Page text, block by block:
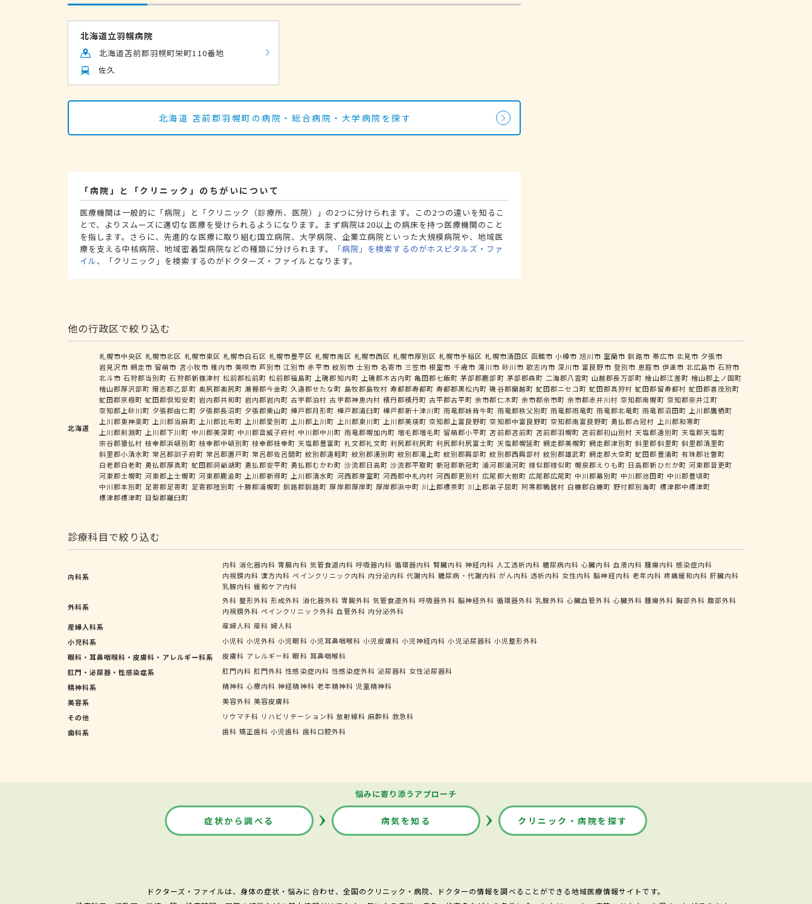
北海道立羽幌病院
北海道苫前郡羽幌町栄町110番地
佐久
北海道 苫前郡羽幌町の病院・総合病院・大学病院を探す
「病院」と「クリニック」のちがいについて
医療機関は一般的に「病院」と「クリニック（診療所、医院）」の2つに分けられます。この2つの違いを知るこ
とで、よりスムーズに適切な医療を受けられるようになります。まず病院は20以上の病床を持つ医療機関のこと
を指します。さらに、先進的な医療に取り組む国立病院、大学病院、企業立病院といった大規模病院や、地域医
療を支える中核病院、地域密着型病院などの種類に分けられます。
「病院」を検索するのがホスピタルズ・ファ
イル、「クリニック」を検索するのがドクターズ・ファイルとなります。
他の行政区で絞り込む
北海道
札幌市中央区 札幌市北区 札幌市東区 札幌市白石区 札幌市豊平区 札幌市南区 札幌市西区 札幌市厚別区 札幌市手稲区 札幌市清田区 函館市 小樽市 旭川市 室蘭市 釧路市 帯広市 北見市 夕張市
岩見沢市 網走市 留萌市 苫小牧市 稚内市 美唄市 芦別市 江別市 赤平市 紋別市 士別市 名寄市 三笠市 根室市 千歳市 滝川市 砂川市 歌志内市 深川市 富良野市 登別市 恵庭市 伊達市 北広島市 石狩市
北斗市 石狩郡当別町 石狩郡新篠津村 松前郡松前町 松前郡福島町 上磯郡知内町 上磯郡木古内町 亀田郡七飯町 茅部郡鹿部町 茅部郡森町 二海郡八雲町 山越郡長万部町 檜山郡江差町 檜山郡上ノ国町
檜山郡厚沢部町 爾志郡乙部町 奥尻郡奥尻町 瀬棚郡今金町 久遠郡せたな町 島牧郡島牧村 寿都郡寿都町 寿都郡黒松内町 磯谷郡蘭越町 虻田郡ニセコ町 虻田郡真狩村 虻田郡留寿都村 虻田郡喜茂別町
虻田郡京極町 虻田郡倶知安町 岩内郡共和町 岩内郡岩内町 古宇郡泊村 古宇郡神恵内村 積丹郡積丹町 古平郡古平町 余市郡仁木町 余市郡余市町 余市郡赤井川村 空知郡南幌町 空知郡奈井江町
空知郡上砂川町 夕張郡由仁町 夕張郡長沼町 夕張郡栗山町 樺戸郡月形町 樺戸郡浦臼町 樺戸郡新十津川町 雨竜郡妹背牛町 雨竜郡秩父別町 雨竜郡雨竜町 雨竜郡北竜町 雨竜郡沼田町 上川郡鷹栖町
上川郡東神楽町 上川郡当麻町 上川郡比布町 上川郡愛別町 上川郡上川町 上川郡東川町 上川郡美瑛町 空知郡上富良野町 空知郡中富良野町 空知郡南富良野町 勇払郡占冠村
上川郡和寒町
上川郡剣淵町 上川郡下川町 中川郡美深町 中川郡音威子府村 中川郡中川町 雨竜郡幌加内町 増毛郡増毛町 留萌郡小平町 苫前郡苫前町 苫前郡羽幌町 苫前郡初山別村 天塩郡遠別町 天塩郡天塩町
宗谷郡猿払村 枝幸郡浜頓別町 枝幸郡中頓別町 枝幸郡枝幸町 天塩郡豊富町 礼文郡礼文町 利尻郡利尻町 利尻郡利尻富士町 天塩郡幌延町 網走郡美幌町 網走郡津別町 斜里郡斜里町 斜里郡清里町
斜里郡小清水町 常呂郡訓子府町 常呂郡置戸町 常呂郡佐呂間町 紋別郡遠軽町 紋別郡湧別町 紋別郡滝上町 紋別郡興部町 紋別郡西興部村 紋別郡雄武町 網走郡大空町 虻田郡豊浦町 有珠郡壮瞥町
白老郡白老町 勇払郡厚真町 虻田郡洞爺湖町 勇払郡安平町 勇払郡むかわ町 沙流郡日高町 沙流郡平取町 新冠郡新冠町 浦河郡浦河町 様似郡様似町 幌泉郡えりも町 日高郡新ひだか町 河東郡音更町
河東郡士幌町 河東郡上士幌町 河東郡鹿追町 上川郡新得町 上川郡清水町 河西郡芽室町 河西郡中札内村 河西郡更別村 広尾郡大樹町 広尾郡広尾町 中川郡幕別町 中川郡池田町 中川郡豊頃町
中川郡本別町 足寄郡足寄町 足寄郡陸別町 十勝郡浦幌町 釧路郡釧路町 厚岸郡厚岸町 厚岸郡浜中町 川上郡標茶町 川上郡弟子屈町 阿寒郡鶴居村 白糠郡白糠町 野付郡別海町 標津郡中標津町
標津郡標津町 目梨郡羅臼町
診療科目で絞り込む
内科系
内科 消化器内科 胃腸内科 気管食道内科 呼吸器内科 循環器内科 腎臓内科 神経内科 人工透析内科 糖尿病内科 心臓内科 血液内科 腫瘍内科 感染症内科
内視鏡内科 漢方内科 ペインクリニック内科 内分泌内科 代謝内科 糖尿病・代謝内科 がん内科 透析内科 女性内科 脳神経内科 老年内科 疼痛緩和内科 肝臓内科
乳腺内科 緩和ケア内科
外科系
外科 整形外科 形成外科 消化器外科 胃腸外科 気管食道外科 呼吸器外科 脳神経外科 循環器外科 乳腺外科 心臓血管外科 心臓外科 腫瘍外科 胸部外科 腹部外科
内視鏡外科 ペインクリニック外科 血管外科 内分泌外科
産婦人科系
産婦人科 産科 婦人科
小児科系
小児科 小児外科 小児眼科 小児耳鼻咽喉科 小児皮膚科 小児神経内科 小児泌尿器科 小児整形外科
眼科・耳鼻咽喉科・皮膚科・アレルギー科系
皮膚科 アレルギー科 眼科 耳鼻咽喉科
肛門・泌尿器・性感染症系
肛門内科 肛門外科 性感染症内科 性感染症外科 泌尿器科 女性泌尿器科
精神科系
精神科 心療内科 神経精神科 老年精神科 児童精神科
美容系
美容外科 美容皮膚科
その他
リウマチ科 リハビリテーション科 放射線科 麻酔科 救急科
歯科系
歯科 矯正歯科 小児歯科 歯科口腔外科
悩みに寄り添うアプローチ
症状から調べる 病気を知る クリニック・病院を探す
ドクターズ・ファイルは、身体の症状・悩みに合わせ、全国のクリニック・病院、ドクターの情報を調べることができる地域医療情報サイトです。